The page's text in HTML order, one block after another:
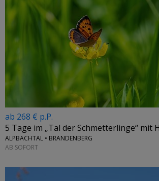
ab 268 € p.P.
5 Tage im „Tal der Schmetterlinge“ mit
ALPBACHTAL • BRANDENBERG
AB SOFORT